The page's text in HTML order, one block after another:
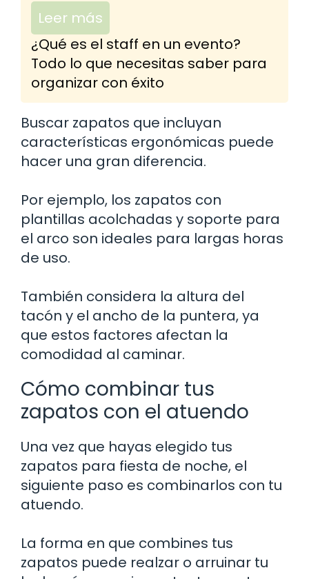
Leer más
¿Qué es el staff en un evento?
Todo lo que necesitas saber para
organizar con éxito
Buscar zapatos que incluyan
características ergonómicas puede
hacer una gran diferencia.
Por ejemplo, los zapatos con
plantillas acolchadas y soporte para
el arco son ideales para largas horas
de uso.
También considera la altura del
tacón y el ancho de la puntera, ya
que estos factores afectan la
comodidad al caminar.
Cómo combinar tus
zapatos con el atuendo
Una vez que hayas elegido tus
zapatos para fiesta de noche, el
siguiente paso es combinarlos con tu
atuendo.
La forma en que combines tus
zapatos puede realzar o arruinar tu